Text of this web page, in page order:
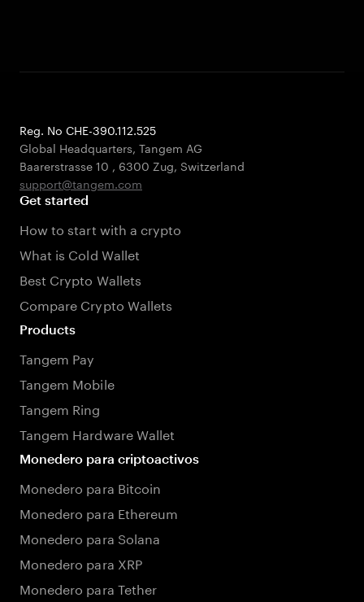
Reg. No CHE-390.112.525
Global Headquarters, Tangem AG
Baarerstrasse 10 , 6300 Zug, Switzerland
support@tangem.com
Get started
How to start with a crypto
What is Cold Wallet
Best Crypto Wallets
Compare Crypto Wallets
Products
Tangem Pay
Tangem Mobile
Tangem Ring
Tangem Hardware Wallet
Monedero para criptoactivos
Monedero para Bitcoin
Monedero para Ethereum
Monedero para Solana
Monedero para XRP
Monedero para Tether